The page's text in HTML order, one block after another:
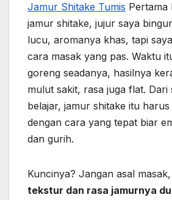
Jamur Shitake Tumis Pertama
jamur shitake, jujur saya
lucu, aromanya khas, tapi
cara masak yang pas. Waktu
goreng seadanya, hasilnya
mulut sakit, rasa juga flat. Dari
belajar, jamur shitake itu harus
dengan cara yang tepat biar
dan gurih.
Kuncinya? Jangan asal
tekstur dan rasa jamurnya